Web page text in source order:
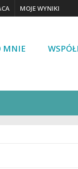
MOJE WYNIKI
MNIE